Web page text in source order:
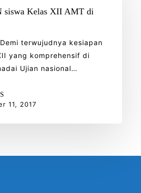
siswa Kelas XII AMT di
terwujudnya kesiapan
yang komprehensif di
Ujian nasional…
11, 2017